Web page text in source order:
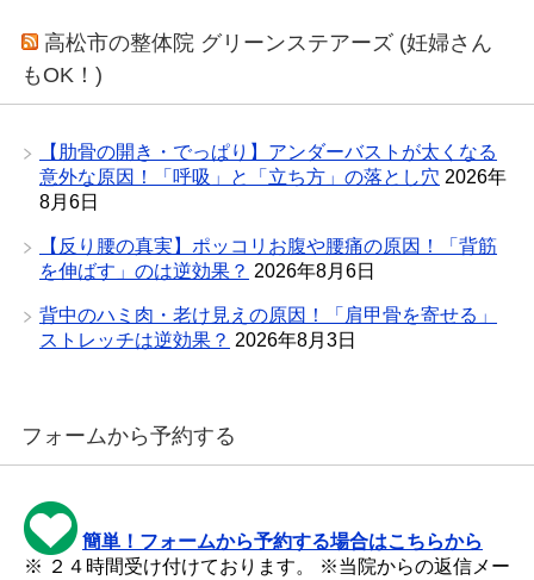
高松市の整体院 グリーンステアーズ (妊婦さん
もOK！)
【肋骨の開き・でっぱり】アンダーバストが太くなる
意外な原因！「呼吸」と「立ち方」の落とし穴 2026年
8月6日
【反り腰の真実】ポッコリお腹や腰痛の原因！「背筋
を伸ばす」のは逆効果？ 2026年8月6日
背中のハミ肉・老け見えの原因！「肩甲骨を寄せる」
ストレッチは逆効果？ 2026年8月3日
フォームから予約する
簡単！フォームから予約する場合はこちらから
※ ２４時間受け付けております。 ※当院からの返信メー